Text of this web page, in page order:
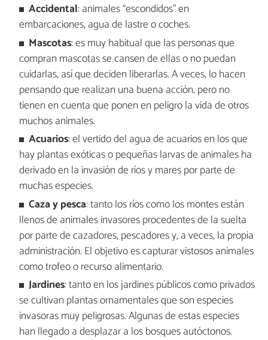
Accidental: animales “escondidos” en
embarcaciones, agua de lastre o coches.
Mascotas: es muy habitual que las personas que
compran mascotas se cansen de ellas o no puedan
cuidarlas, así que deciden liberarlas. A veces, lo hacen
pensando que realizan una buena acción, pero no
tienen en cuenta que ponen en peligro la vida de otros
muchos animales.
Acuarios: el vertido del agua de acuarios en los que
hay plantas exóticas o pequeñas larvas de animales ha
derivado en la invasión de ríos y mares por parte de
muchas especies.
Caza y pesca: tanto los ríos como los montes están
llenos de animales invasores procedentes de la suelta
por parte de cazadores, pescadores y, a veces, la propia
administración. El objetivo es capturar vistosos animales
como trofeo o recurso alimentario.
Jardines: tanto en los jardines públicos como privados
se cultivan plantas ornamentales que son especies
invasoras muy peligrosas. Algunas de estas especies
han llegado a desplazar a los bosques autóctonos.